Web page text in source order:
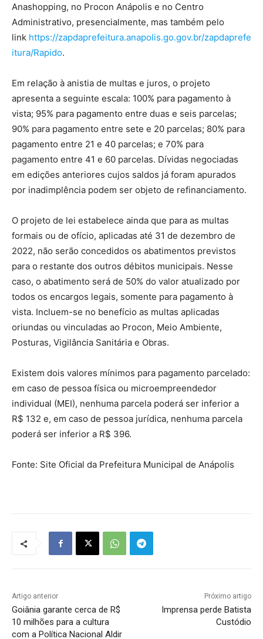
Anashopping, no Procon Anápolis e no Centro
Administrativo, presencialmente, mas também pelo
link https://zapdaprefeitura.anapolis.go.gov.br/zapdaprefe
itura/Rapido.
Em relação à anistia de multas e juros, o projeto
apresenta a seguinte escala: 100% para pagamento à
vista; 95% para pagamento entre duas e seis parcelas;
90% para pagamento entre sete e 20 parcelas; 80% para
pagamento entre 21 e 40 parcelas; e 70% para
pagamento entre 41 e 60 parcelas. Dívidas negociadas
em edições anteriores cujos saldos já foram apurados
por inadimplência podem ser objeto de refinanciamento.
O projeto de lei estabelece ainda que para as multas
formais ou de ofício, aplicadas até 31 de dezembro de
2022, não serão concedidos os abatimentos previstos
para o restante dos outros débitos municipais. Nesse
caso, o abatimento será de 50% do valor atualizado por
todos os encargos legais, somente para pagamento à
vista. Incluem-se no benefício as multas aplicadas
oriundas ou vinculadas ao Procon, Meio Ambiente,
Posturas, Vigilância Sanitária e Obras.
Existem dois valores mínimos para pagamento parcelado:
em caso de pessoa física ou microempreendedor
individual (MEI), nenhuma parcela poderá ser inferior a
R$ 132 e, em caso de pessoa jurídica, nenhuma parcela
poderá ser inferior a R$ 396.
Fonte: Site Oficial da Prefeitura Municipal de Anápolis
Artigo anterior
Goiânia garante cerca de R$
10 milhões para a cultura
com a Política Nacional Aldir
Próximo artigo
Imprensa perde Batista
Custódio